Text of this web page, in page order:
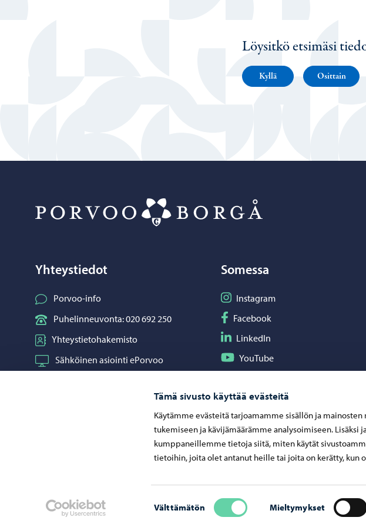
Tämä sivusto käyttää evästeitä
Käytämme evästeitä tarjoamamme sisällön ja
tukemiseen ja kävijämäärämme analysoimiseen. Lisäksi
kumppaneillemme tietoja siitä, miten käytät
tietoihin, joita olet antanut heille tai joita on kerätty, kun
valinta
Välttämätön Mieltymykset
Löysitkö etsimäsi
Kyllä Osittain
Yhteystiedot
Porvoo-info
Puhelinneuvonta: 020 692 250
Yhteystietohakemisto
Sähköinen asiointi ePorvoo
Somessa
Seuraa Instagram
Instagram
Seuraa Facebook
Facebook
Seuraa LinkedIn
LinkedIn
Seuraa YouTube
YouTube
Neuvonta ja palaute